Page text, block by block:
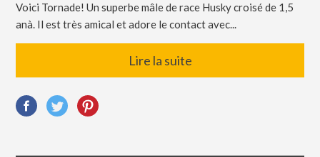
Voici Tornade! Un superbe mâle de race Husky croisé de 1,5
anà. Il est très amical et adore le contact avec...
Lire la suite